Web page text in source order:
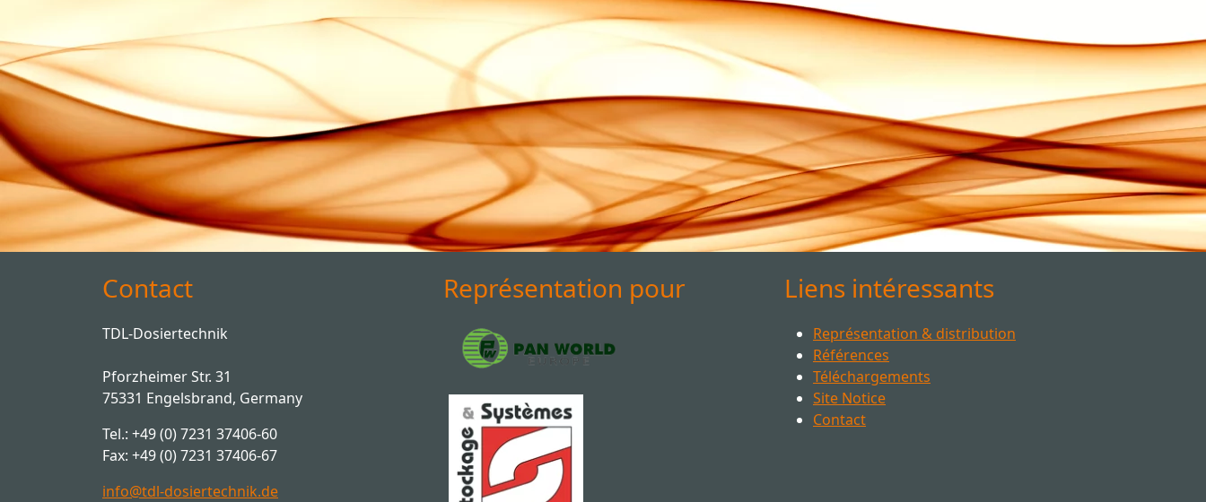
Contact
TDL-Dosiertechnik
Pforzheimer Str. 31
75331 Engelsbrand, Germany
Tel.: +49 (0) 7231 37406-60
Fax: +49 (0) 7231 37406-67
info@tdl-dosiertechnik.de
Représentation pour Liens intéressants
Représentation & distribution
Références
Téléchargements
Site Notice
Contact